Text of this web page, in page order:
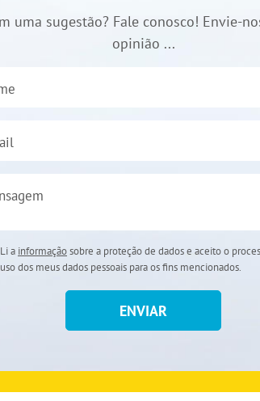
uma sugestão? Fale conosco! Envie-
opinião ...
Li a informaçãosobre a proteção de dados e aceito o
uso dos meus dados pessoais para os fins mencionados.
ENVIAR